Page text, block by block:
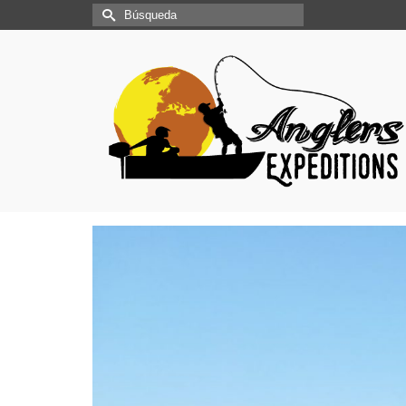
Buscar
por: